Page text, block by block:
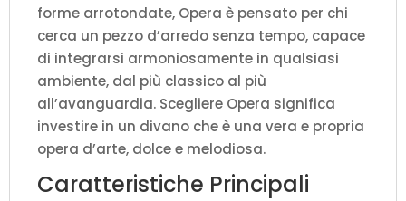
forme arrotondate, Opera è pensato per chi
cerca un pezzo d’arredo senza tempo, capace
di integrarsi armoniosamente in qualsiasi
ambiente, dal più classico al più
all’avanguardia. Scegliere Opera significa
investire in un divano che è una vera e propria
opera d’arte, dolce e melodiosa.
Caratteristiche Principali